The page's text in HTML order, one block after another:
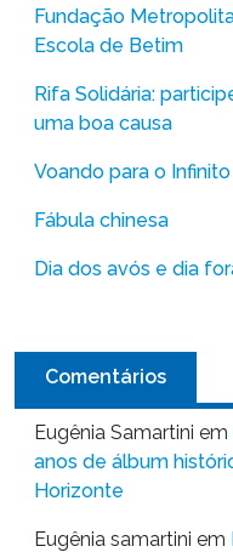
Fundação
Escola de Betim
Rifa Solidária:
uma boa causa
Voando para o Infinito
Fábula chinesa
Dia dos avós e dia
Comentários
Eugênia Samartini em
anos de álbum
Horizonte
Eugênia samartini em